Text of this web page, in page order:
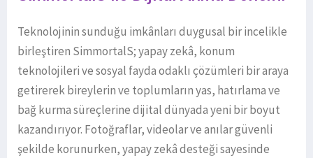
Teknolojinin sunduğu imkânları duygusal bir incelikle
birleştiren SimmortalS; yapay zekâ, konum
teknolojileri ve sosyal fayda odaklı çözümleri bir araya
getirerek bireylerin ve toplumların yas, hatırlama ve
bağ kurma süreçlerine dijital dünyada yeni bir boyut
kazandırıyor. Fotoğraflar, videolar ve anılar güvenli
şekilde korunurken, yapay zekâ desteği sayesinde